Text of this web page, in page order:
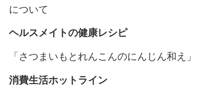
について
ヘルスメイトの健康レシピ
「さつまいもとれんこんのにんじん和え」
消費生活ホットライン